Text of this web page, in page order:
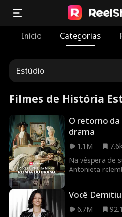
Início Categorias
Estúdio
Filmes de História
O retorno da
drama
1.1M
7.6k
Na véspera de
Antonieta
guilhotina
moderna da
Lavigne
Você
6.7M